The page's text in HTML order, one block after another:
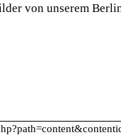
von unserem